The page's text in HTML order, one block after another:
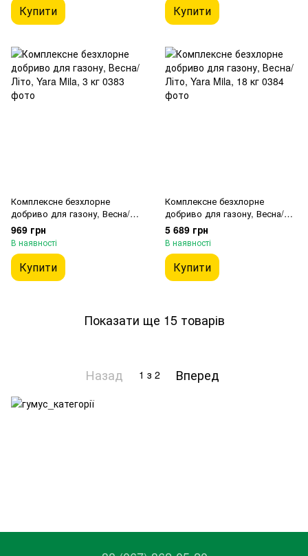
Купити Купити
Комплексне безхлорне
добриво для газону, Весна/
Літо, Yara Mila, 3 кг
969 грн
В наявності
Купити
Комплексне безхлорне
добриво для газону, Весна/
Літо, Yara Mila, 18 кг
5 689 грн
В наявності
Купити
Показати ще 15 товарів
Назад 1 з 2 Вперед